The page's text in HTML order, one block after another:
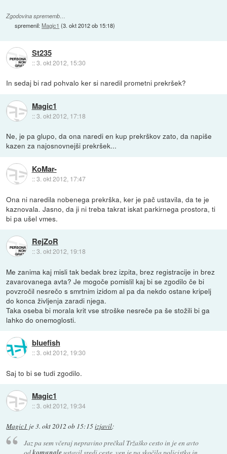
Zgodovina sprememb…
spremenil:Magic1 (3. okt 2012 ob 15:18)
St235
::3. okt 2012, 15:30
In sedaj bi rad pohvalo ker si naredil prometni prekršek?
Magic1
::3. okt 2012, 17:18
Ne, je pa glupo, da ona naredi en kup prekrškov zato, da napiše
kazen za najosnovnejši prekršek...
KoMar-
::3. okt 2012, 17:47
Ona ni naredila nobenega prekrška, ker je pač ustavila, da te je
kaznovala. Jasno, da ji ni treba takrat iskat parkirnega prostora, ti
bi pa ušel vmes.
RejZoR
::3. okt 2012, 19:18
Me zanima kaj misli tak bedak brez izpita, brez registracije in brez
zavarovanega avta? Je mogoče pomislil kaj bi se zgodilo če bi
povzročil nesrečo s smrtnim izidom al pa da nekdo ostane kripelj
do konca življenja zaradi njega.
Taka oseba bi morala krit vse stroške nesreče pa še stožili bi ga
lahko do onemoglosti.
bluefish
::3. okt 2012, 19:30
Saj to bi se tudi zgodilo.
Magic1
::3. okt 2012, 19:34
Magic1 je3. okt 2012 ob 15:15izjavil:
Jaz pa sem včeraj nepravino prečkal Tržaško cesto in je en avto